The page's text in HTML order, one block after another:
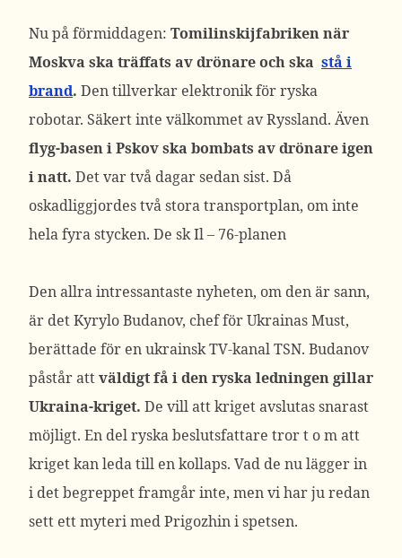
Nu på förmiddagen: Tomilinskijfabriken när
Moskva ska träffats av drönare och ska stå i
brand. Den tillverkar elektronik för ryska
robotar. Säkert inte välkommet av Ryssland. Även
flyg-basen i Pskov ska bombats av drönare igen
i natt. Det var två dagar sedan sist. Då
oskadliggjordes två stora transportplan, om inte
hela fyra stycken. De sk Il – 76-planen
Den allra intressantaste nyheten, om den är sann,
är det Kyrylo Budanov, chef för Ukrainas Must,
berättade för en ukrainsk TV-kanal TSN. Budanov
påstår attväldigt få i den ryska ledningen gillar
Ukraina-kriget. De vill att kriget avslutas snarast
möjligt. En del ryska beslutsfattare tror t o m att
kriget kan leda till en kollaps. Vad de nu lägger in
i det begreppet framgår inte, men vi har ju redan
sett ett myteri med Prigozhin i spetsen.